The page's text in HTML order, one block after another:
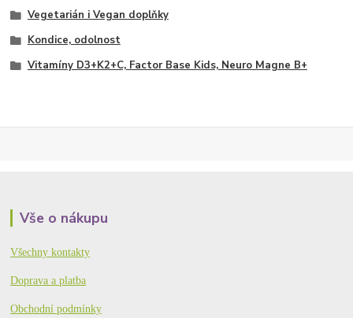
Vegetarián i Vegan doplňky
Kondice, odolnost
Vitamíny D3+K2+C, Factor Base Kids, Neuro Magne B+
Vše o nákupu
Všechny kontakty
Doprava a platba
Obchodní podmínky